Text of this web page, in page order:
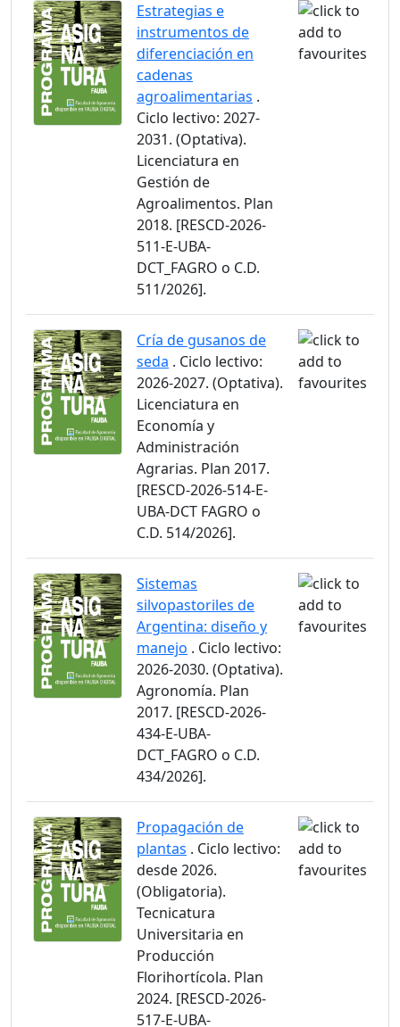
Estrategias e
instrumentos de
diferenciación en
cadenas
agroalimentarias .
Ciclo lectivo: 2027-
2031. (Optativa).
Licenciatura en
Gestión de
Agroalimentos. Plan
2018. [RESCD-2026-
511-E-UBA-
DCT_FAGRO o C.D.
511/2026].
Cría de gusanos de
seda . Ciclo lectivo:
2026-2027. (Optativa).
Licenciatura en
Economía y
Administración
Agrarias. Plan 2017.
[RESCD-2026-514-E-
UBA-DCT FAGRO o
C.D. 514/2026].
Sistemas
silvopastoriles de
Argentina: diseño y
manejo . Ciclo lectivo:
2026-2030. (Optativa).
Agronomía. Plan
2017. [RESCD-2026-
434-E-UBA-
DCT_FAGRO o C.D.
434/2026].
Propagación de
plantas . Ciclo lectivo:
desde 2026.
(Obligatoria).
Tecnicatura
Universitaria en
Producción
Florihortícola. Plan
2024. [RESCD-2026-
517-E-UBA-